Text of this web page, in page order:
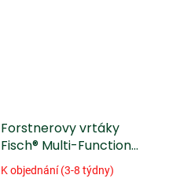
Forstnerovy vrtáky
Fisch® Multi-Function
Wave Cutter
K objednání (3-8 týdny)